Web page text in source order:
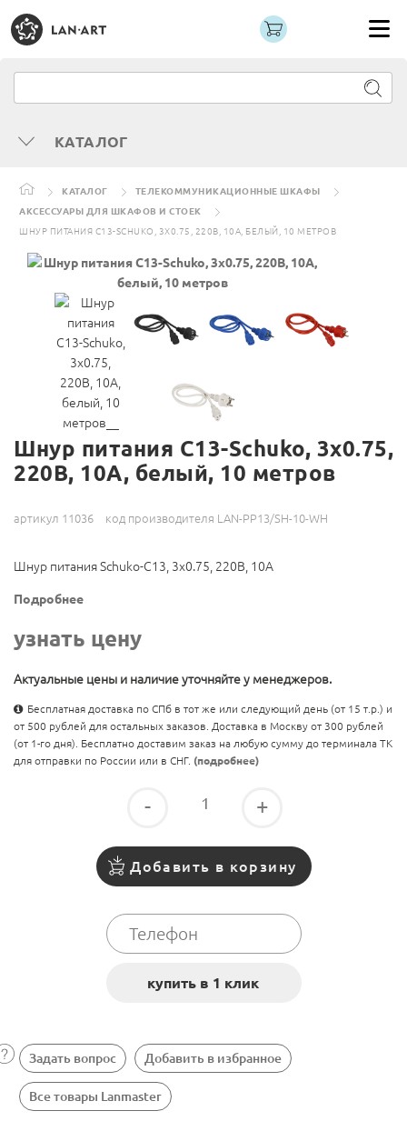
КАТАЛОГ
КАТАЛОГ
ТЕЛЕКОММУНИКАЦИОННЫЕ ШКАФЫ
АКСЕССУАРЫ ДЛЯ ШКАФОВ И СТОЕК
ШНУР ПИТАНИЯ C13-SCHUKO, 3Х0.75, 220В, 10А, БЕЛЫЙ, 10 МЕТРОВ
Шнур питания C13-Schuko, 3х0.75,
220В, 10А, белый, 10 метров
артикул 11036 код производителя LAN-PP13/SH-10-WH
Шнур питания Schuko-C13, 3х0.75, 220В, 10А
Подробнее
узнать цену
Актуальные цены и наличие уточняйте у менеджеров.
Бесплатная доставка по СПб в тот же или следующий день (от 15 т.р.) и
от 500 рублей для остальных заказов. Доставка в Москву от 300 рублей
(от 1-го дня). Бесплатно доставим заказ на любую сумму до терминала ТК
для отправки по России или в СНГ. (подробнее)
- +
Добавить в корзину
Задать вопрос Добавить в избранное
Все товары Lanmaster